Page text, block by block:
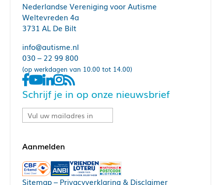
Nederlandse Vereniging voor Autisme
Weltevreden 4a
3731 AL De Bilt
info@autisme.nl
030 – 22 99 800
(op werkdagen van 10.00 tot 14.00)
Schrijf je in op onze nieuwsbrief
Sitemap– Privacyverklaring & Disclaimer